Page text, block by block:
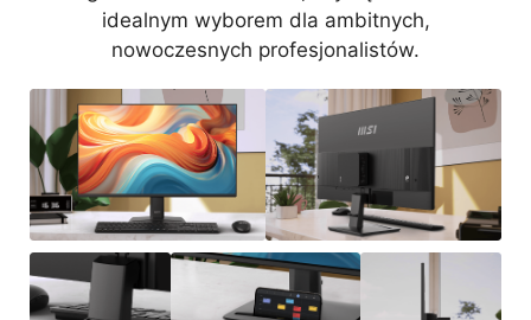
idealnym wyborem dla ambitnych,
nowoczesnych profesjonalistów.